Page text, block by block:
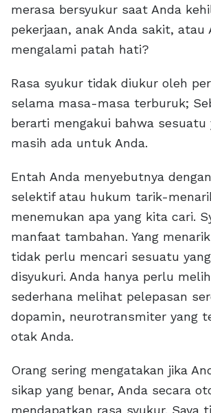
merasa bersyukur saat Anda
pekerjaan, anak Anda sakit, atau
mengalami patah hati?
Rasa syukur tidak diukur oleh
selama masa-masa terburuk;
berarti mengakui bahwa sesuatu
masih ada untuk Anda.
Entah Anda menyebutnya
selektif atau hukum tarik-
menemukan apa yang kita cari.
manfaat tambahan. Yang
tidak perlu mencari sesuatu
disyukuri. Anda hanya perlu
sederhana melihat pelepasan
dopamin, neurotransmiter yang
otak Anda.
Orang sering mengatakan jika
sikap yang benar, Anda secara
mendapatkan rasa syukur. Saya